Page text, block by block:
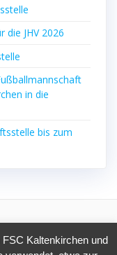
die JHV 2026
in die
bis zum
WordPress und dem
Kaltenkirchen und